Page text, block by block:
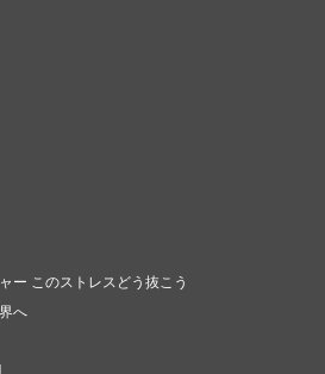
ー このストレスどう抜こう
へ